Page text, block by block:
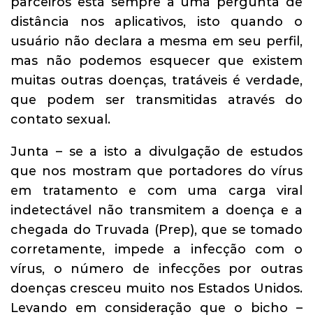
distância nos aplicativos, isto quando o
usuário não declara a mesma em seu perfil,
mas não podemos esquecer que existem
muitas outras doenças, tratáveis é verdade,
que podem ser transmitidas através do
contato sexual.
Junta – se a isto a divulgação de estudos
que nos mostram que portadores do vírus
em tratamento e com uma carga viral
indetectável não transmitem a doença e a
chegada do Truvada (Prep), que se tomado
corretamente, impede a infecção com o
vírus, o número de infecções por outras
doenças cresceu muito nos Estados Unidos.
Levando em consideração que o bicho –